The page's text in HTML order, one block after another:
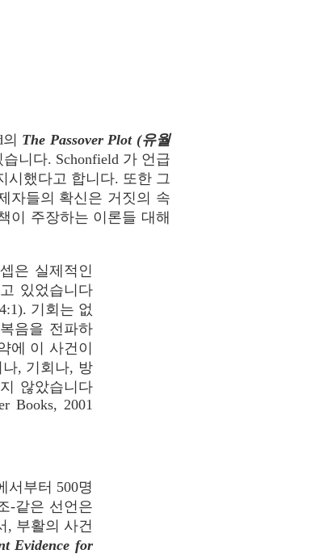
The Passover Plot (유월
니다. Schonfield 가 언급
시했다고 합니다. 또한 그
자들의 확신은 거짓의 속
이 주장하는 이론들 대해
은 실제적인
있었습니다
기회는 없
음을 전파하
에 이 사건이
, 기회나, 방
않았습니다
Books, 2001
서부터 500명
-같은 선언은
, 부활의 사건
Evidence for